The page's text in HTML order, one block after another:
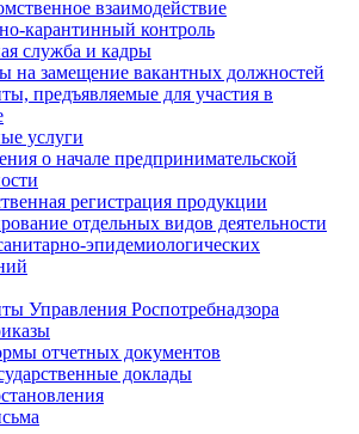
взаимодействие
карантинный контроль
служба и кадры
на замещение вакантных должностей
предъявляемые для участия в
услуги
о начале предпринимательской
регистрация продукции
отдельных видов деятельности
эпидемиологических
Управления Роспотребнадзора
отчетных документов
доклады